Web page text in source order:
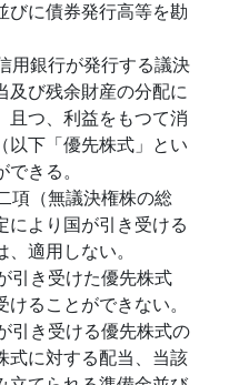
びに債券発行高等を勘
用銀行が発行する議決
及び残余財産の分配に
且つ、利益をもつて消
以下「優先株式」とい
きる。
項（無議決権株の総
により国が引き受ける
適用しない。
引き受けた優先株式
ることができない。
引き受ける優先株式の
式に対する配当、当該